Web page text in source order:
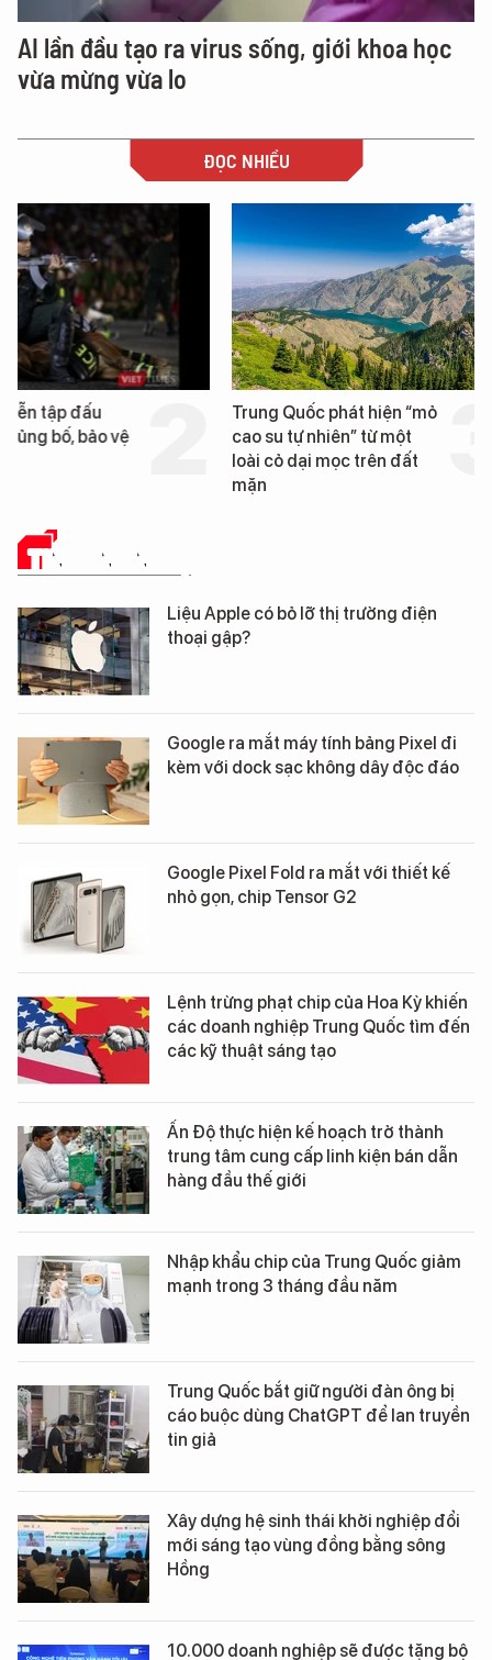
AI lần đầu tạo ra virus sống, giới khoa học
vừa mừng vừa lo
ĐỌC NHIỀU
Trung Quốc phát hiện “mỏ
cao su tự nhiên” từ một
Loạt dự án bất động
Đà Nẵng sắp bị kiểm
TIN CÔNG NGHỆ
Liệu Apple có bỏ lỡ thị trường điện
thoại gập?
Google ra mắt máy tính bảng Pixel đi
kèm với dock sạc không dây độc đáo
Google Pixel Fold ra mắt với thiết kế
nhỏ gọn, chip Tensor G2
Lệnh trừng phạt chip của Hoa Kỳ khiến
các doanh nghiệp Trung Quốc tìm đến
các kỹ thuật sáng tạo
Ấn Độ thực hiện kế hoạch trở thành
trung tâm cung cấp linh kiện bán dẫn
hàng đầu thế giới
Nhập khẩu chip của Trung Quốc giảm
mạnh trong 3 tháng đầu năm
Trung Quốc bắt giữ người đàn ông bị
cáo buộc dùng ChatGPT để lan truyền
tin giả
Xây dựng hệ sinh thái khởi nghiệp đổi
mới sáng tạo vùng đồng bằng sông
Hồng
10.000 doanh nghiệp sẽ được tặng bộ